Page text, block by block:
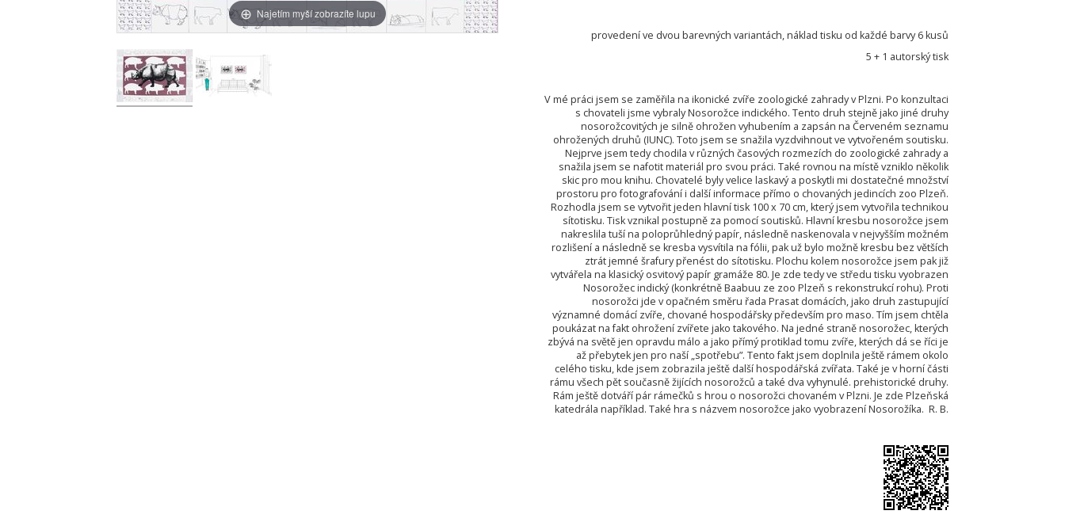
Najetím myší zobrazíte lupu
provedení ve dvou barevných variantách, náklad tisku od každé barvy 6 kusů
5 + 1 autorský tisk
V mé práci jsem se zaměřila na ikonické zvíře zoologické zahrady v Plzni. Po konzultaci
s chovateli jsme vybraly Nosorožce indického. Tento druh stejně jako jiné druhy
nosorožcovitých je silně ohrožen vyhubením a zapsán na Červeném seznamu
ohrožených druhů (IUNC). Toto jsem se snažila vyzdvihnout ve vytvořeném soutisku.
Nejprve jsem tedy chodila v různých časových rozmezích do zoologické zahrady a
snažila jsem se nafotit materiál pro svou práci. Také rovnou na místě vzniklo několik
skic pro mou knihu. Chovatelé byly velice laskavý a poskytli mi dostatečné množství
prostoru pro fotografování i další informace přímo o chovaných jedincích zoo Plzeň.
Rozhodla jsem se vytvořit jeden hlavní tisk 100 x 70 cm, který jsem vytvořila technikou
sítotisku. Tisk vznikal postupně za pomocí soutisků. Hlavní kresbu nosorožce jsem
nakreslila tuší na poloprůhledný papír, následně naskenovala v nejvyšším možném
rozlišení a následně se kresba vysvítila na fólii, pak už bylo možně kresbu bez větších
ztrát jemné šrafury přenést do sítotisku. Plochu kolem nosorožce jsem pak již
vytvářela na klasický osvitový papír gramáže 80. Je zde tedy ve středu tisku vyobrazen
Nosorožec indický (konkrétně Baabuu ze zoo Plzeň s rekonstrukcí rohu). Proti
nosorožci jde v opačném směru řada Prasat domácích, jako druh zastupující
významné domácí zvíře, chované hospodářsky především pro maso. Tím jsem chtěla
poukázat na fakt ohrožení zvířete jako takového. Na jedné straně nosorožec, kterých
zbývá na světě jen opravdu málo a jako přímý protiklad tomu zvíře, kterých dá se říci je
až přebytek jen pro naší „spotřebu”. Tento fakt jsem doplnila ještě rámem okolo
celého tisku, kde jsem zobrazila ještě další hospodářská zvířata. Také je v horní části
rámu všech pět současně žijících nosorožců a také dva vyhynulé. prehistorické druhy.
Rám ještě dotváří pár rámečků s hrou o nosorožci chovaném v Plzni. Je zde Plzeňská
katedrála například. Také hra s názvem nosorožce jako vyobrazení Nosorožíka. R. B.